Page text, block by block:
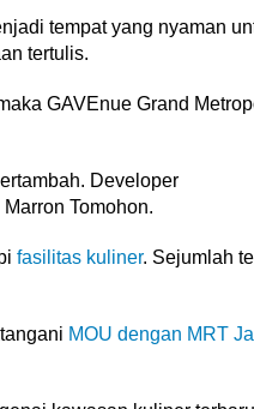
tempat yang nyaman
tertulis.
GAVEnue Grand
Developer
Tomohon.
fasilitas kuliner. Sejumlah
MOU dengan MRT